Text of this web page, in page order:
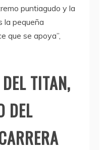
puntiagudo y la
la pequeña
que se apoya”,
TITAN,
DEL